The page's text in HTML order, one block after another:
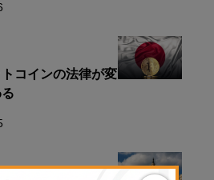
トコインの法律が変